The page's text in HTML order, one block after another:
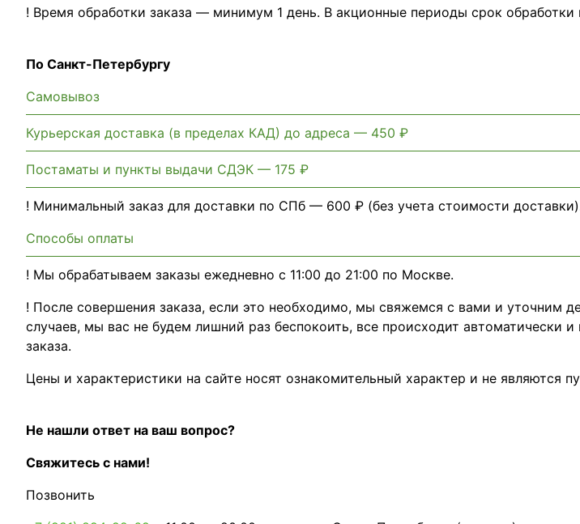
! Время обработки заказа — минимум 1 день. В акционные периоды срок обработки
По Санкт-Петербургу
Самовывоз
Курьерская доставка (в пределах КАД) до адреса — 450 ₽
Постаматы и пункты выдачи СДЭК — 175 ₽
! Минимальный заказ для доставки по СПб — 600 ₽ (без учета стоимости
Способы оплаты
! Мы обрабатываем заказы ежедневно с 11:00 до 21:00 по Москве.
! После совершения заказа, если это необходимо, мы свяжемся с вами и уточним
случаев, мы вас не будем лишний раз беспокоить, все происходит автоматически
заказа.
Цены и характеристики на сайте носят ознакомительный характер и не являются
Не нашли ответ на ваш вопрос?
Свяжитесь с нами!
Позвонить